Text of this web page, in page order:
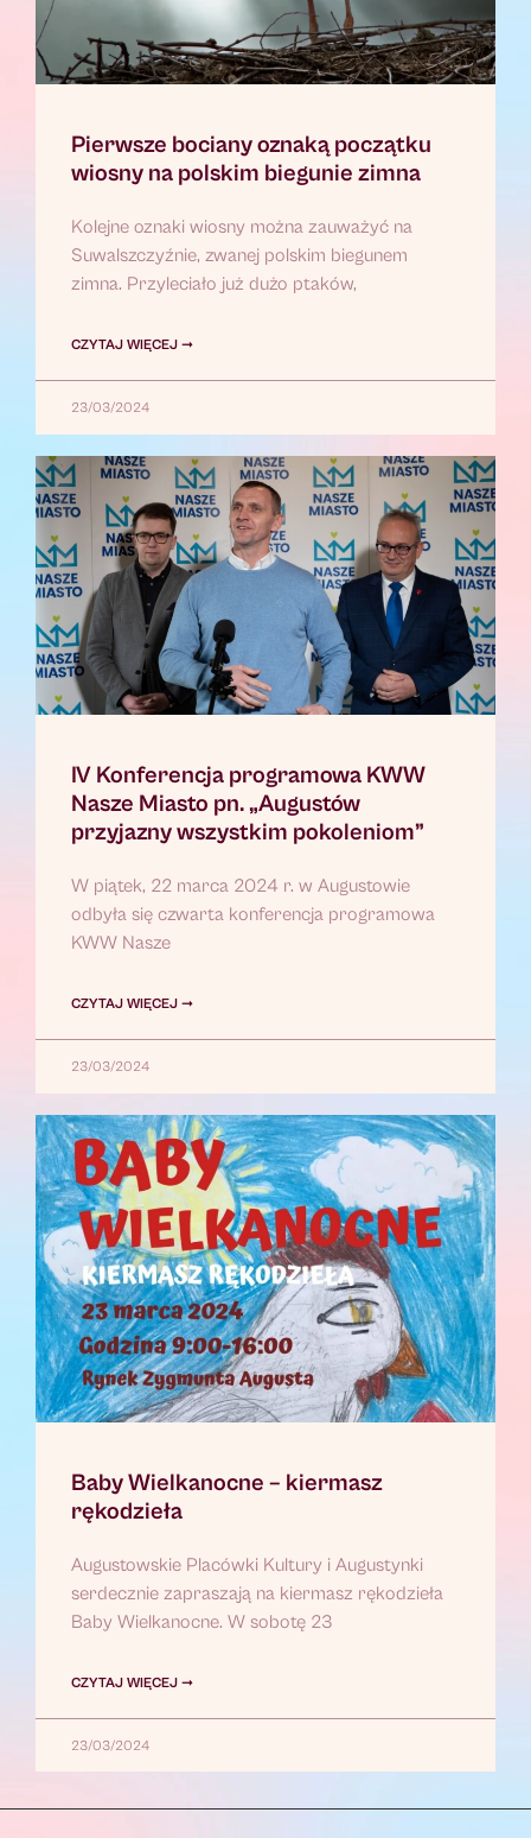
Pierwsze bociany oznaką początku
wiosny na polskim biegunie zimna
Kolejne oznaki wiosny można zauważyć na
Suwalszczyźnie, zwanej polskim biegunem
zimna. Przyleciało już dużo ptaków,
CZYTAJ WIĘCEJ ➞
23/03/2024
IV Konferencja programowa KWW
Nasze Miasto pn. „Augustów
przyjazny wszystkim pokoleniom”
W piątek, 22 marca 2024 r. w Augustowie
odbyła się czwarta konferencja programowa
KWW Nasze
CZYTAJ WIĘCEJ ➞
23/03/2024
Baby Wielkanocne – kiermasz
rękodzieła
Augustowskie Placówki Kultury i Augustynki
serdecznie zapraszają na kiermasz rękodzieła
Baby Wielkanocne. W sobotę 23
CZYTAJ WIĘCEJ ➞
23/03/2024